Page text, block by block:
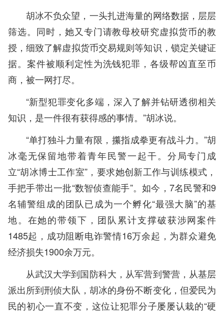
胡冰不负众望，一头扎进海量的网络数据，层层
筛选。同时，她又专门请教母校研究虚拟货币的教
授，细致了解虚拟货币交易规则等知识，锁定关键证
据。案件被顺利定性为洗钱犯罪，各级帮凶直至币
商，被一网打尽。
“新型犯罪变化多端，深入了解并钻研透彻相关
知识，是一件很有获得感的事情。”胡冰说。
“单打独斗力量有限，攥指成拳更有战斗力。”胡
冰毫无保留地带着青年民警一起干。分局专门成
立“胡冰博士工作室”，要求她创新工作与训练模式，
手把手带出一批“数智侦查能手”。如今，7名民警和9
名辅警组成的团队已成为一个孵化“最强大脑”的基
地。在她的带领下，团队累计支撑破获涉网案件
1485起，成功阻断电诈警情16万余起，为群众避免
经济损失1900余万元。
从武汉大学到国防科大，从军营到警营，从基层
派出所到刑侦大队，胡冰的身份不断变化，但爱民为
民的初心一直不变，这位让犯罪分子屡屡认栽的“硬